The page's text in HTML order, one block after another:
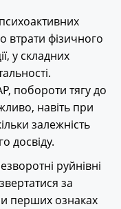
втрати фізичного
у складних
побороти тягу до
навіть при
залежність
досвіду.
руйнівні
за
перших ознаках